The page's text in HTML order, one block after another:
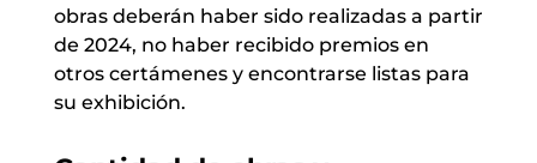
obras deberán haber sido realizadas a partir
de 2024, no haber recibido premios en
otros certámenes y encontrarse listas para
su exhibición.